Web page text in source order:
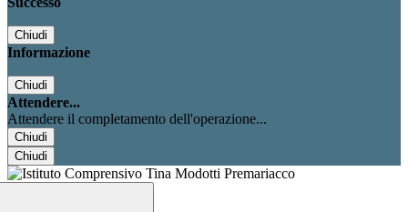
Chiudi
Informazione
Chiudi
Attendere...
Attendere il completamento dell'operazione...
Chiudi
Chiudi